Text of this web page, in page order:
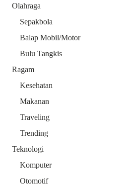
Olahraga
Sepakbola
Balap Mobil/Motor
Bulu Tangkis
Ragam
Kesehatan
Makanan
Traveling
Trending
Teknologi
Komputer
Otomotif